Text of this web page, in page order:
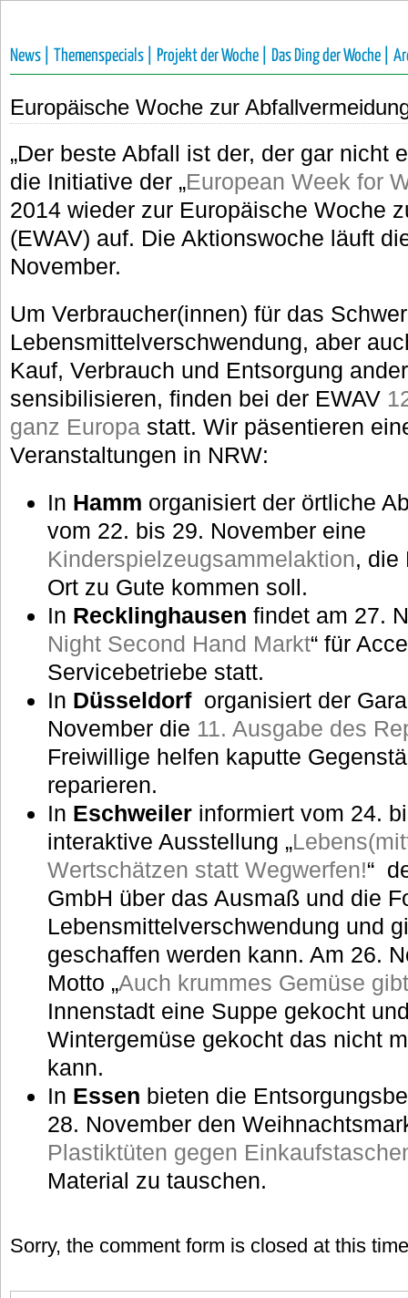
News | Themenspecials | Projekt der Woche | Das Ding der Woche |
Europäische Woche zur
„Der beste Abfall ist der, der gar nicht
die Initiative der „European Week for
2014 wieder zur Europäische Woche
(EWAV) auf. Die Aktionswoche läuft
November.
Um Verbraucher(innen) für das
Lebensmittelverschwendung, aber
Kauf, Verbrauch und Entsorgung
sensibilisieren, finden bei der EWAV
ganz Europa statt. Wir päsentieren
Veranstaltungen in NRW:
In Hamm organisiert der örtliche
vom 22. bis 29. November eine
Kinderspielzeugsammelaktion, die
Ort zu Gute kommen soll.
In Recklinghausen findet am 27.
Night Second Hand Markt“ für
Servicebetriebe statt.
In Düsseldorforganisiert der
November die 11. Ausgabe des
Freiwillige helfen kaputte
reparieren.
In Eschweilerinformiert vom 24.
interaktive Ausstellung „
Wertschätzen statt Wegwerfen!“
GmbH über das Ausmaß und die
Lebensmittelverschwendung und
geschaffen werden kann. Am 26.
Motto „Auch krummes Gemüse
Innenstadt eine Suppe gekocht
Wintergemüse gekocht das nicht
kann.
In Essen bieten die
28. November den
Plastiktüten gegen
Material zu tauschen.
Sorry, the comment form is closed at this